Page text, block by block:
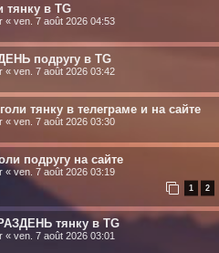
тянку в TG
« ven. 7 août 2026 04:53
подругу в TG
« ven. 7 août 2026 03:42
тянку в телеграме и на сайте
« ven. 7 août 2026 03:30
подругу на сайте
«ven. 7 août 2026 03:19
1 2
тянку в TG
« ven. 7 août 2026 03:01